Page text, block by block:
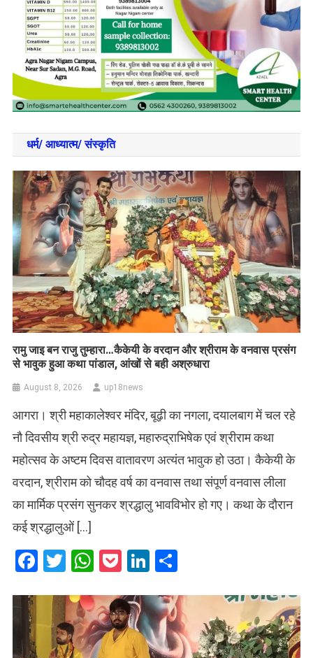
धर्म/ आध्‍यात्‍म/ संस्‍कृति
रामु जाइ बन राजु तुम्हारा…कैकेयी के वरदान और श्रीराम के वनवास प्रसंग
से भावुक हुआ कथा पांडाल, आंखों से बही अश्रुधारा
August 8, 2026 up18news
आगरा। श्री महाकालेश्वर मंदिर, बूढ़ी का नगला, दयालबाग में चल रहे
नौ दिवसीय श्री रुद्र महायज्ञ, महारुद्राभिषेक एवं श्रीराम कथा
महोत्सव के अष्टम दिवस वातावरण अत्यंत भावुक हो उठा। कैकेयी के
वरदान, श्रीराम को चौदह वर्ष का वनवास तथा संपूर्ण वनवास लीला
का मार्मिक प्रसंग सुनकर श्रद्धालु भावविभोर हो गए। कथा के दौरान
कई श्रद्धालुओं […]
Facebook
Twitter
WhatsApp
PocketLinkedIn